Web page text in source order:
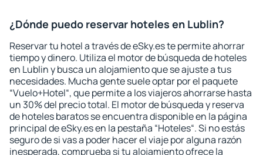
¿Dónde puedo reservar hoteles en Lublin?
Reservar tu hotel a través de eSky.es te permite ahorrar
tiempo y dinero. Utiliza el motor de búsqueda de hoteles
en Lublin y busca un alojamiento que se ajuste a tus
necesidades. Mucha gente suele optar por el paquete
“Vuelo+Hotel“, que permite a los viajeros ahorrarse hasta
un 30% del precio total. El motor de búsqueda y reserva
de hoteles baratos se encuentra disponible en la página
principal de eSky.es en la pestaña “Hoteles“. Si no estás
seguro de si vas a poder hacer el viaje por alguna razón
inesperada, comprueba si tu alojamiento ofrece la